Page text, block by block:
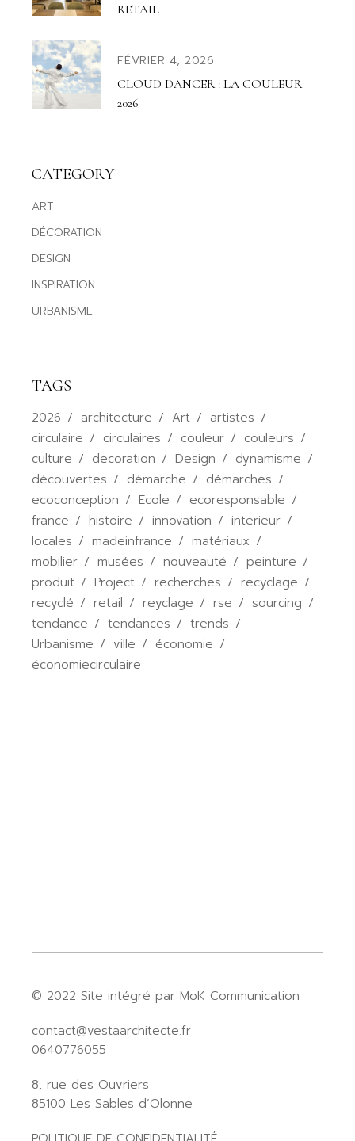
RETAIL
FÉVRIER 4, 2026
CLOUD DANCER : LA COULEUR
2026
CATEGORY
ART
DÉCORATION
DESIGN
INSPIRATION
URBANISME
TAGS
2026 architecture Art
artistes
circulaire
circulaires couleur
couleurs
culture
decoration Design
dynamisme
découvertes
démarche
démarches
ecoconception
Ecole
ecoresponsable
france
histoire innovation
interieur
locales
madeinfrance
matériaux
mobilier
musées nouveauté
peinture
produit
Project recherches
recyclage
recyclé
retail reyclage rse
sourcing
tendance
tendances
trends
Urbanisme
ville
économie
économiecirculaire
© 2022 Site intégré par MoK Communication
contact@vestaarchitecte.fr
0640776055
8, rue des Ouvriers
85100 Les Sables d’Olonne